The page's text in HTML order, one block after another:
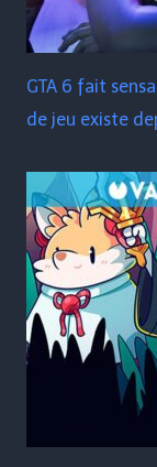
GTA 6 fait
de jeu existe